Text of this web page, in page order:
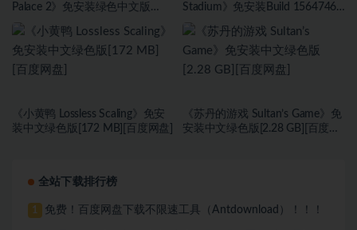
Palace 2》免安装绿色中文版
Stadium》免安装Build 15647467
《小黄鸭 Lossless Scaling》免安
装中文绿色版[172 MB][百度网盘]
《苏丹的游戏 Sultan’s Game》免
安装中文绿色版[2.28 GB][百度网
全站下载排行榜
1 免费！百度网盘下载不限速工具（Antdownload）！！！